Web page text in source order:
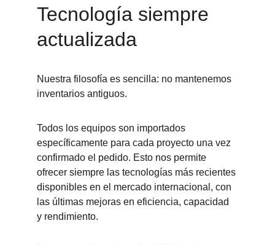
Tecnología siempre
actualizada
Nuestra filosofía es sencilla: no mantenemos
inventarios antiguos.
Todos los equipos son importados
específicamente para cada proyecto una vez
confirmado el pedido. Esto nos permite
ofrecer siempre las tecnologías más recientes
disponibles en el mercado internacional, con
las últimas mejoras en eficiencia, capacidad
y rendimiento.